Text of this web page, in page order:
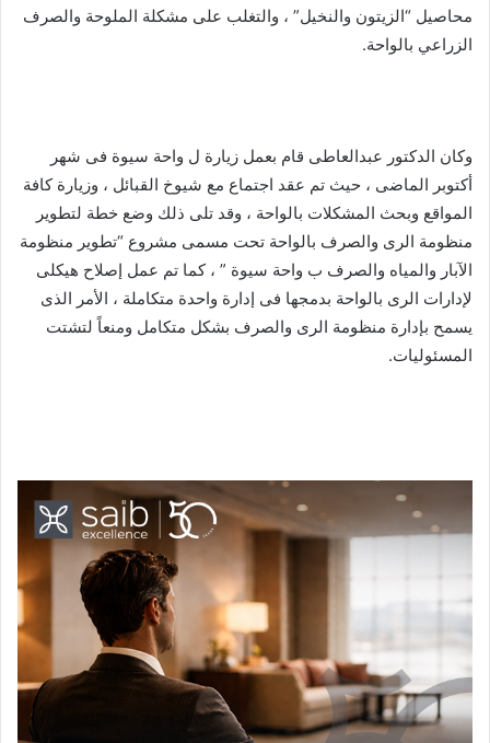
محاصيل “الزيتون والنخيل” ، والتغلب على مشكلة الملوحة والصرف
الزراعي بالواحة.
وكان الدكتور عبدالعاطى قام بعمل زيارة ل واحة سيوة فى شهر
أكتوبر الماضى ، حيث تم عقد اجتماع مع شيوخ القبائل ، وزيارة كافة
المواقع وبحث المشكلات بالواحة ، وقد تلى ذلك وضع خطة لتطوير
منظومة الرى والصرف بالواحة تحت مسمى مشروع “تطوير منظومة
الآبار والمياه والصرف ب واحة سيوة ” ، كما تم عمل إصلاح هيكلى
لإدارات الرى بالواحة بدمجها فى إدارة واحدة متكاملة ، الأمر الذى
يسمح بإدارة منظومة الرى والصرف بشكل متكامل ومنعاً لتشتت
المسئوليات.